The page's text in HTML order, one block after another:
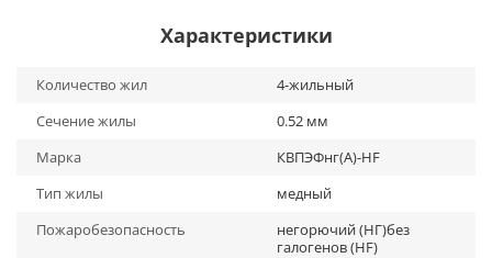
Характеристики
Количество жил
4-жильный
Сечение жилы
0.52 мм
Марка
КВПЭФнг(А)-HF
Тип жилы
медный
Пожаробезопасность
негорючий (НГ)без
галогенов (HF)